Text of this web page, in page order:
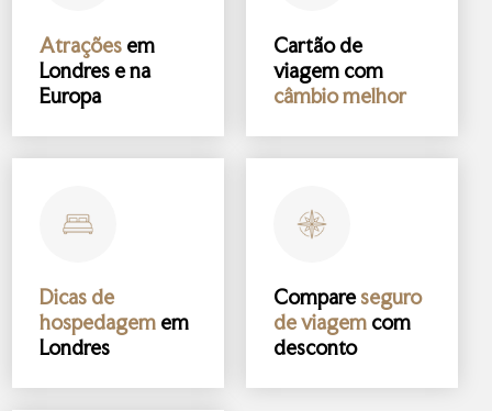
Atrações em
Londres e na
Europa
Cartão de
viagem com
câmbio melhor
Dicas de
hospedagem em
Londres
Compareseguro
de viagem com
desconto